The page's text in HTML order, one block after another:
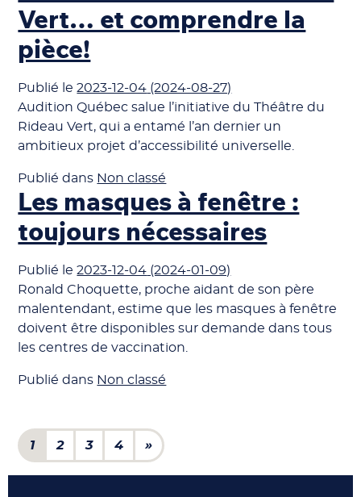
Vert… et comprendre la
pièce!
Publié le2023-12-04 (2024-08-27)
Audition Québec salue l’initiative du Théâtre du
Rideau Vert, qui a entamé l’an dernier un
ambitieux projet d’accessibilité universelle.
Publié dans Non classé
Les masques à fenêtre :
toujours nécessaires
Publié le2023-12-04 (2024-01-09)
Ronald Choquette, proche aidant de son père
malentendant, estime que les masques à fenêtre
doivent être disponibles sur demande dans tous
les centres de vaccination.
Publié dans Non classé
Navigation dans les
1 2 3 4 »